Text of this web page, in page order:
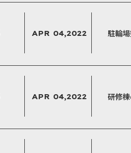
APR 04,2022 駐輪場
APR 04,2022 研修